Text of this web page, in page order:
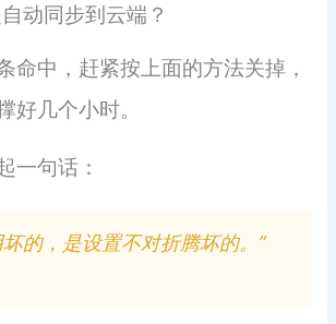
动同步到云端？
命中，赶紧按上面的方法关掉，
好几个小时。
一句话：
的，是设置不对折腾坏的。”